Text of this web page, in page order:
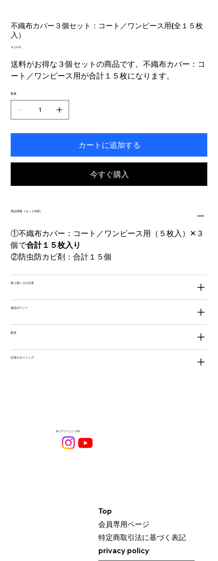
不織布カバー３個セット：コート／ワンピース用(全１５枚
入）
価
￥2,475
送料がお得な３個セットの商品です。不織布カバー：コ
ート／ワンピース用が合計１５枚になります。
数量
カートに追加する
今すぐ購入
商品情報（セット内容）
①不織布カバー：コート／ワンピース用（５枚入）✕３
個で合計１５枚入り
②防虫防カビ剤：合計１５個
取り扱い上の注意
返品ポリシー
配送
出荷のタイミング
Dr.クリーニングM
Top
​会員専用ページ
​特定商取引法に基づく表記
privacy policy